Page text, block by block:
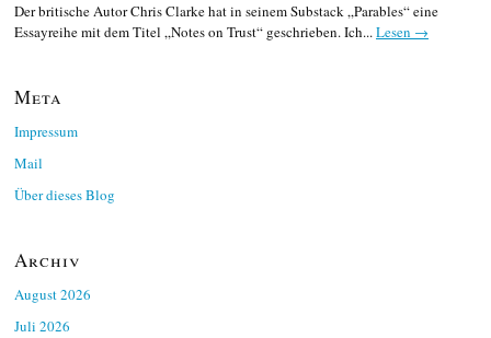
Der britische Autor Chris Clarke hat in seinem Substack „Parables“ eine
Essayreihe mit dem Titel „Notes on Trust“ geschrieben. Ich...Lesen →
Meta
Impressum
Mail
Über dieses Blog
Archiv
August 2026
Juli 2026